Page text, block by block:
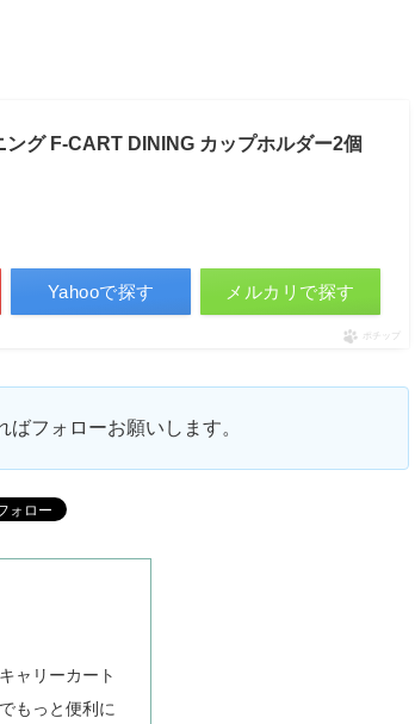
グ F-CART DINING カップホルダー2個
Yahooで探す メルカリで探す
ポチップ
フォローお願いします。
ャリーカート
もっと便利に